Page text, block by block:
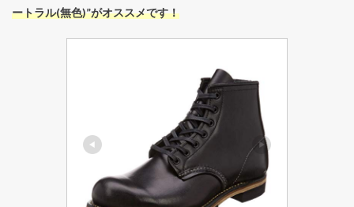
ートラル(無色)”がオススメです！